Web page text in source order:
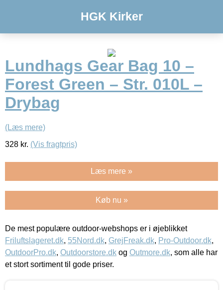
HGK Kirker
Lundhags Gear Bag 10 –
Forest Green – Str. 010L –
Drybag
(Læs mere)
328 kr. (Vis fragtpris)
Læs mere »
Køb nu »
De mest populære outdoor-webshops er i øjeblikket
Friluftslageret.dk, 55Nord.dk, GrejFreak.dk, Pro-Outdoor.dk,
OutdoorPro.dk, Outdoorstore.dk og Outmore.dk, som alle har
et stort sortiment til gode priser.